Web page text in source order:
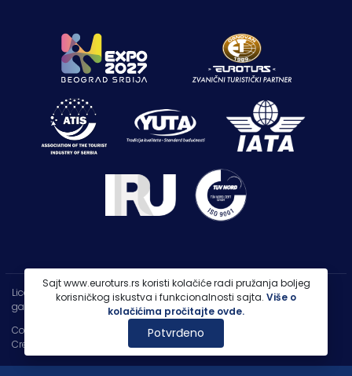
Copyright 2026 |
PP Euroturs Niš DOO
Credits
- Designed & Developed by
Licenca OTP-A 107/2021
garancija putovanja 250.000€
Sajt www.euroturs.rs koristi kolačiće radi pružanja boljeg
korisničkog iskustva i funkcionalnosti sajta. Više o
kolačićima pročitajte ovde.
Potvrđeno